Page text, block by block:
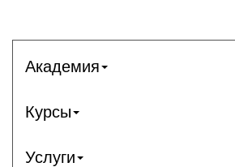
Академия
Курсы
Услуги